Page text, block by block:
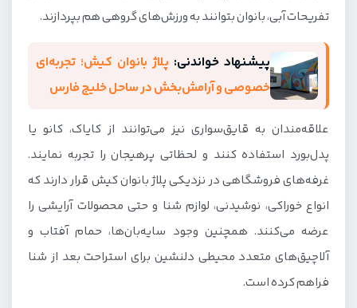
تفریحات آبی، بانوان بتوانند به ورزش‌های گروهی هم بپردازند.
پیشنهاد خواندنی: پلاژ بانوان کیش؛ تجربه‌ای
خصوصی و آرامش‌بخش در ساحل خلیج فارس
علاقه‌مندان به قایق‌سواری نیز می‌توانند از کایاک، کانو یا
پدل‌بورد استفاده کنند و لحظاتی پرهیجان را تجربه نمایند.
غرفه‌های فروشگاهی در نزدیکی پلاژ بانوان کیش قرار دارند که
انواع خوراکی، نوشیدنی، لوازم شنا و حتی محصولات آرایشی را
عرضه می‌کنند. همچنین وجود سایه‌بان‌ها، حمام آفتاب و
آلاچیق‌های متعدد محیطی دلنشین برای استراحت بعد از شنا
فراهم کرده است.